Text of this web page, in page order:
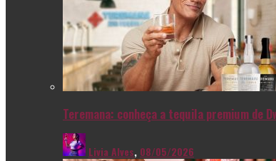
Teremana: conheça a tequila premium de
Livia Alves, 08/05/2026